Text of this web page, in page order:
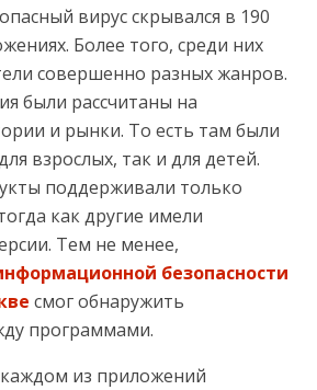
вирус скрывался в 190
Более того, среди них
совершенно разных жанров.
были рассчитаны на
и рынки. То есть там были
взрослых, так и для детей.
поддерживали только
как другие имели
Тем не менее,
безопасности
смог обнаружить
программами.
каждом из приложений